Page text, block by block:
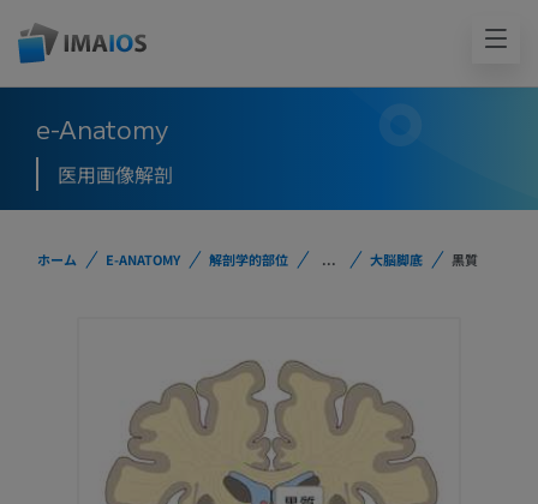
e-Anatomy
医用画像解剖
ホーム E-ANATOMY 解剖学的部位 ... 大脳脚底 黒質